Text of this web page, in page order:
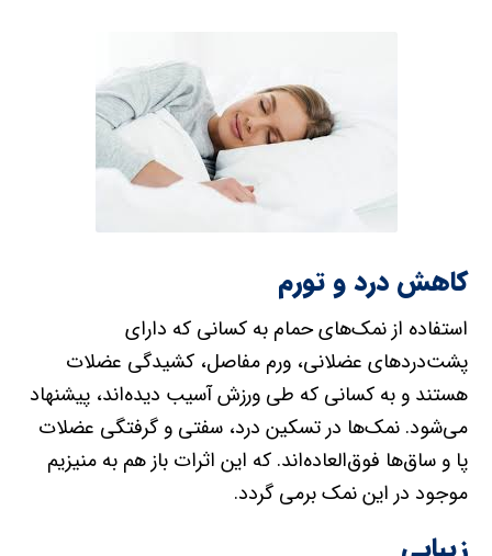
کاهش درد و تورم
استفاده از نمک‌های حمام به کسانی که دارای
پشت‌دردهای عضلانی، ورم مفاصل، کشیدگی عضلات
هستند و به کسانی که طی ورزش آسیب دیده‌اند، پیشنهاد
می‌شود. نمک‌ها در تسکین درد، سفتی و گرفتگی عضلات
پا و ساق‌ها فوق‌العاده‌اند. که این اثرات باز هم به منیزیم
موجود در این نمک برمی گردد.